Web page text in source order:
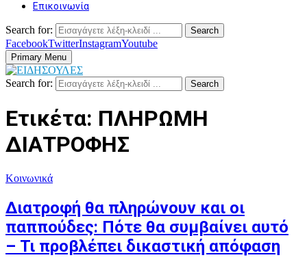
Επικοινωνία
Search for: Search
FacebookTwitterInstagramYoutube
Primary Menu
Search for: Search
Ετικέτα: ΠΛΗΡΩΜΗ
ΔΙΑΤΡΟΦΗΣ
Κοινωνικά
Διατροφή θα πληρώνουν και οι
παππούδες: Πότε θα συμβαίνει αυτό
– Τι προβλέπει δικαστική απόφαση